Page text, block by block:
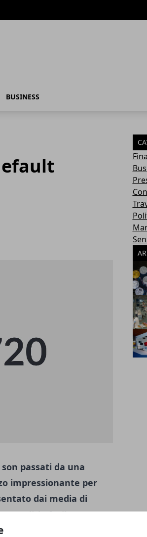
BUSINESS
passati da una
impressionante per
dai media di
per dirla facile, son
quotazione di oggi di